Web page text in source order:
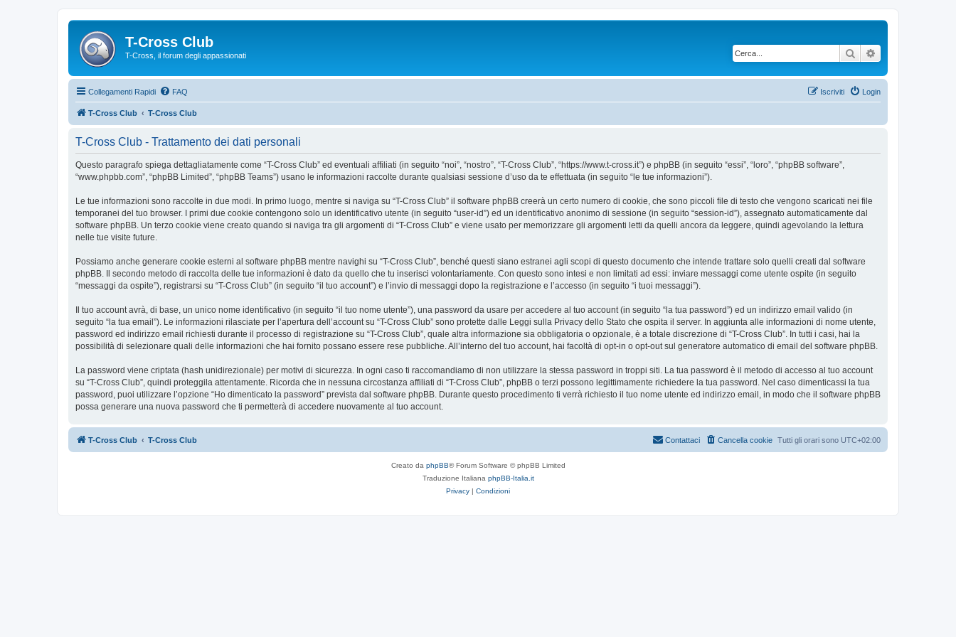
T-Cross Club
T-Cross, il forum degli appassionati Cerca
Collegamenti Rapidi FAQ Login
Iscriviti
T-Cross Club T-Cross Club
T-Cross Club - Trattamento dei dati personali
Questo paragrafo spiega dettagliatamente come “T-Cross Club” ed eventuali affiliati (in seguito “noi”, “nostro”, “T-Cross Club”, “https://www.t-cross.it”) e phpBB (in seguito “essi”, “loro”, “phpBB software”,
“www.phpbb.com”, “phpBB Limited”, “phpBB Teams”) usano le informazioni raccolte durante qualsiasi sessione d’uso da te effettuata (in seguito “le tue informazioni”).
Le tue informazioni sono raccolte in due modi. In primo luogo, mentre si naviga su “T-Cross Club” il software phpBB creerà un certo numero di cookie, che sono piccoli file di testo che vengono scaricati nei file
temporanei del tuo browser. I primi due cookie contengono solo un identificativo utente (in seguito “user-id”) ed un identificativo anonimo di sessione (in seguito “session-id”), assegnato automaticamente dal
software phpBB. Un terzo cookie viene creato quando si naviga tra gli argomenti di “T-Cross Club” e viene usato per memorizzare gli argomenti letti da quelli ancora da leggere, quindi agevolando la lettura
nelle tue visite future.
Possiamo anche generare cookie esterni al software phpBB mentre navighi su “T-Cross Club”, benché questi siano estranei agli scopi di questo documento che intende trattare solo quelli creati dal software
phpBB. Il secondo metodo di raccolta delle tue informazioni è dato da quello che tu inserisci volontariamente. Con questo sono intesi e non limitati ad essi: inviare messaggi come utente ospite (in seguito
“messaggi da ospite”), registrarsi su “T-Cross Club” (in seguito “il tuo account”) e l’invio di messaggi dopo la registrazione e l’accesso (in seguito “i tuoi messaggi”).
Il tuo account avrà, di base, un unico nome identificativo (in seguito “il tuo nome utente”), una password da usare per accedere al tuo account (in seguito “la tua password”) ed un indirizzo email valido (in
seguito “la tua email”). Le informazioni rilasciate per l’apertura dell’account su “T-Cross Club” sono protette dalle Leggi sulla Privacy dello Stato che ospita il server. In aggiunta alle informazioni di nome utente,
password ed indirizzo email richiesti durante il processo di registrazione su “T-Cross Club”, quale altra informazione sia obbligatoria o opzionale, è a totale discrezione di “T-Cross Club”. In tutti i casi, hai la
possibilità di selezionare quali delle informazioni che hai fornito possano essere rese pubbliche. All’interno del tuo account, hai facoltà di opt-in o opt-out sul generatore automatico di email del software phpBB.
La password viene criptata (hash unidirezionale) per motivi di sicurezza. In ogni caso ti raccomandiamo di non utilizzare la stessa password in troppi siti. La tua password è il metodo di accesso al tuo account
su “T-Cross Club”, quindi proteggila attentamente. Ricorda che in nessuna circostanza affiliati di “T-Cross Club”, phpBB o terzi possono legittimamente richiedere la tua password. Nel caso dimenticassi la tua
password, puoi utilizzare l’opzione “Ho dimenticato la password” prevista dal software phpBB. Durante questo procedimento ti verrà richiesto il tuo nome utente ed indirizzo email, in modo che il software phpBB
possa generare una nuova password che ti permetterà di accedere nuovamente al tuo account.
T-Cross Club T-Cross Club Tutti gli orari sono UTC+02:00
Cancella cookie
Contattaci
Creato da phpBB® Forum Software © phpBB Limited
Traduzione Italiana phpBB-Italia.it
Privacy | Condizioni